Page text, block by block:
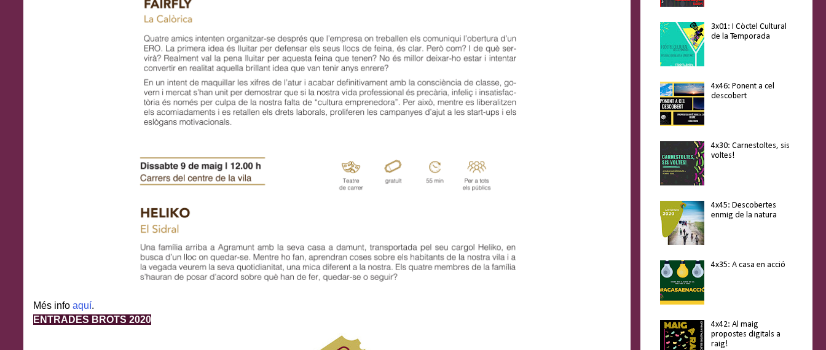
Més info aquí.
ENTRADES BROTS 2020
3x01: I Còctel Cultural
de la Temporada
4x46: Ponent a cel
descobert
4x30: Carnestoltes, sis
voltes!
4x45: Descobertes
enmig de la natura
4x35: A casa en acció
4x42: Al maig
propostes digitals a
raig!